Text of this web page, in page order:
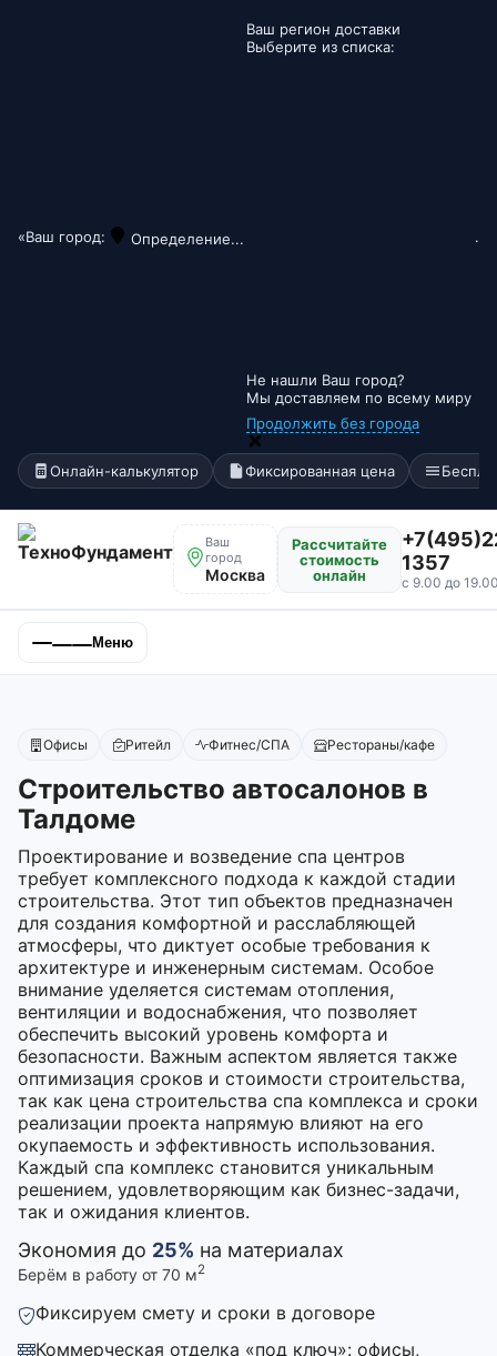
«Ваш город: Определение...
Ваш регион доставки
Выберите из списка:
Не нашли Ваш город?
Мы доставляем по всему миру
Продолжить без города
.
Онлайн-калькулятор Фиксированная цена
Ваш
город
Москва
Рассчитайте
стоимость
онлайн
1357
с 9.00 до
Меню
Офисы Ритейл Фитнес/СПА Рестораны/кафе
Строительство автосалонов в
Талдоме
Проектирование и возведение спа центров
требует комплексного подхода к каждой стадии
строительства. Этот тип объектов предназначен
для создания комфортной и расслабляющей
атмосферы, что диктует особые требования к
архитектуре и инженерным системам. Особое
внимание уделяется системам отопления,
вентиляции и водоснабжения, что позволяет
обеспечить высокий уровень комфорта и
безопасности. Важным аспектом является также
оптимизация сроков и стоимости строительства,
так как цена строительства спа комплекса и сроки
реализации проекта напрямую влияют на его
окупаемость и эффективность использования.
Каждый спа комплекс становится уникальным
решением, удовлетворяющим как бизнес-задачи,
так и ожидания клиентов.
Экономия до 25% на материалах
Берём в работу от 70 м2
Фиксируем смету и сроки в договоре
Коммерческая отделка «под ключ»: офисы,